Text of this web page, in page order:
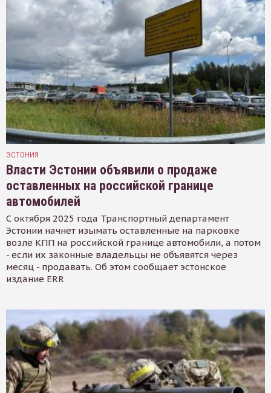
ЭСТОНИЯ
Власти Эстонии объявили о продаже
оставленных на российской границе
автомобилей
С октября 2025 года Транспортный департамент
Эстонии начнет изымать оставленные на парковке
возле КПП на российской границе автомобили, а потом
- если их законные владельцы не объявятся через
месяц - продавать. Об этом сообщает эстонское
издание ERR